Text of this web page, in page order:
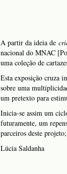
A partir da ideia de
nacional do MNAC
uma coleção de
Esta exposição cruza
sobre uma
um pretexto para
Inicia-se assim um
futuramente, um
parceiros deste
Lúcia Saldanha